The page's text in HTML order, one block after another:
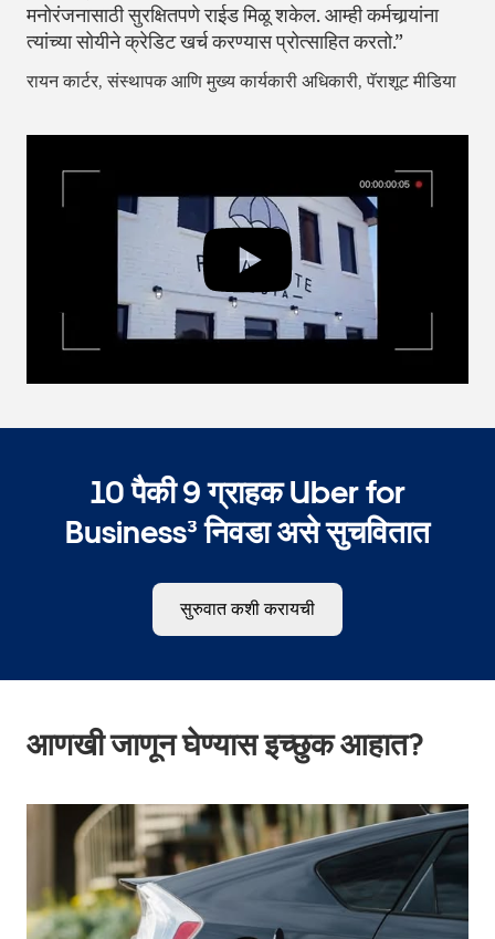
मनोरंजनासाठी सुरक्षितपणे राईड मिळू शकेल. आम्ही कर्मचार्‍यांना
त्यांच्या सोयीने क्रेडिट खर्च करण्यास प्रोत्साहित करतो.”
रायन कार्टर, संस्थापक आणि मुख्य कार्यकारी अधिकारी, पॅराशूट मीडिया
10 पैकी 9 ग्राहक Uber for
Business³ निवडा असे सुचवितात
सुरुवात कशी करायची
आणखी जाणून घेण्यास इच्छुक आहात?